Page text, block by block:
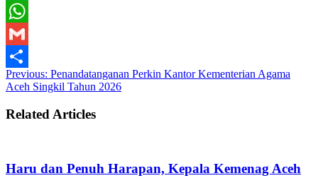
Twitter
WhatsApp
Gmail
Share
Previous: Penandatanganan Perkin Kantor Kementerian Agama
Aceh Singkil Tahun 2026
Related Articles
Haru dan Penuh Harapan, Kepala Kemenag Aceh